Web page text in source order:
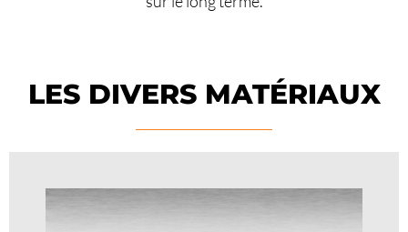
LES DIVERS MATÉRIAUX